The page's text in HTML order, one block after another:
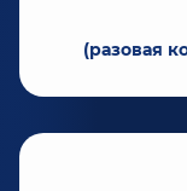
(разовая